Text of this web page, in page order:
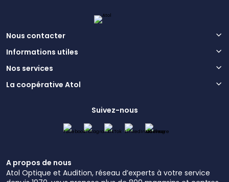
Nous contacter
Informations utiles
Nos services
La coopérative Atol
Suivez-nous
A propos de nous
Atol Optique et Audition, réseau d’experts à votre service